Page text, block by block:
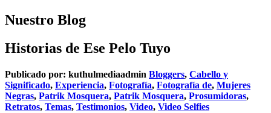
Nuestro Blog
Historias de Ese Pelo Tuyo
Publicado por: kuthulmediaadmin Bloggers, Cabello y
Significado, Experiencia, Fotografía, Fotografía de, Mujeres
Negras, Patrik Mosquera, Patrik Mosquera, Prosumidoras,
Retratos, Temas, Testimonios, Video, Video Selfies